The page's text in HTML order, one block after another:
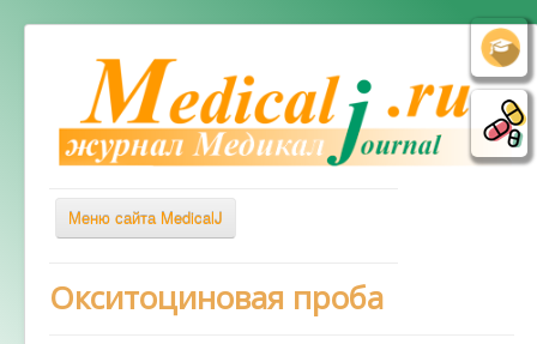
Меню сайта MedicalJ
Весь Медикал
Окситоциновая проба